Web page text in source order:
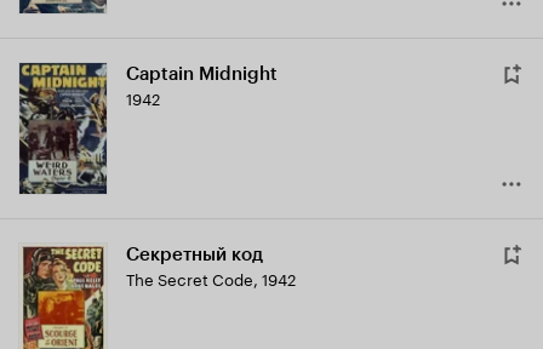
Captain Midnight
1942
Секретный код
The Secret Code, 1942